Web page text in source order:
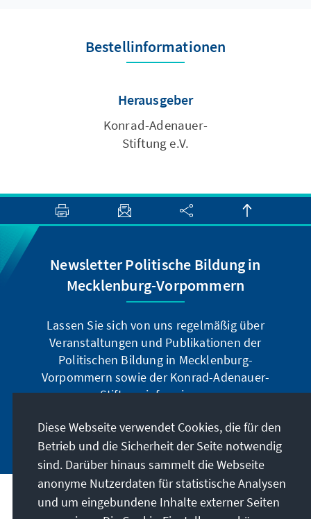
Bestellinformationen
Herausgeber
Konrad-Adenauer-
Stiftung e.V.
Newsletter Politische Bildung in
Mecklenburg-Vorpommern
Lassen Sie sich von uns regelmäßig über
Veranstaltungen und Publikationen der
Politischen Bildung in Mecklenburg-
Vorpommern sowie der Konrad-Adenauer-
Stiftung informieren.
Jetzt abonnieren
Anschrift
Diese Webseite verwendet Cookies, die für den
Betrieb und die Sicherheit der Seite notwendig
sind. Darüber hinaus sammelt die Webseite
anonyme Nutzerdaten für statistische Analysen
und um eingebundene Inhalte externer Seiten